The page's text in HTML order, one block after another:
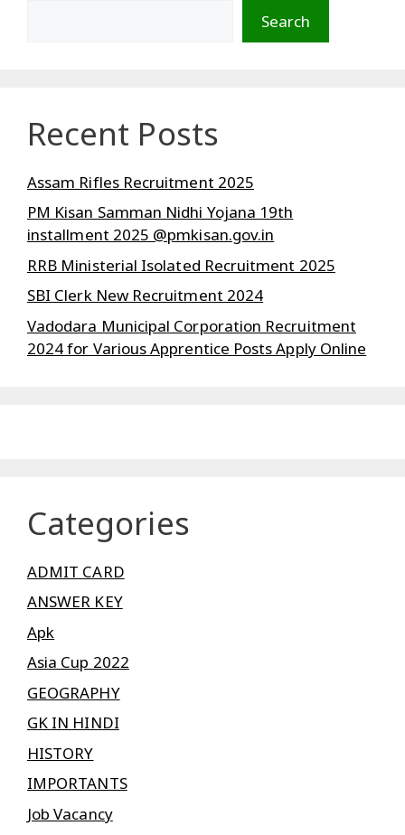
Search
Recent Posts
Assam Rifles Recruitment 2025
PM Kisan Samman Nidhi Yojana 19th
installment 2025 @pmkisan.gov.in
RRB Ministerial Isolated Recruitment 2025
SBI Clerk New Recruitment 2024
Vadodara Municipal Corporation Recruitment
2024 for Various Apprentice Posts Apply Online
Categories
ADMIT CARD
ANSWER KEY
Apk
Asia Cup 2022
GEOGRAPHY
GK IN HINDI
HISTORY
IMPORTANTS
Job Vacancy